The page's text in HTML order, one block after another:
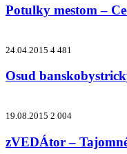
Potulky mestom –
24.04.2015 4 481
Osud
19.08.2015 2 004
zVEDÁtor –